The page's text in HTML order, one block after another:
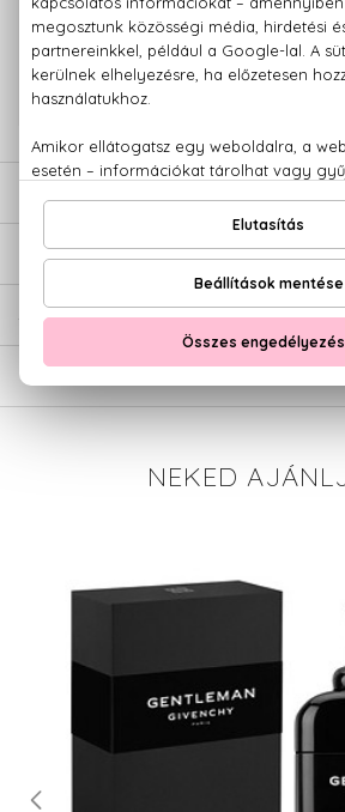
100% eredeti termékek,14 napos
Kérdésed van, elakadtál? Hívd
779 1926
ÉRTÉKELÉSEK (0)
SZÁLLÍTÁS
NEKED